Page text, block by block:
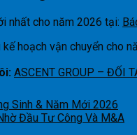
nhất cho năm 2026 tại:
hoạch vận chuyển cho
ASCENT GROUP – ĐỐI
Sinh & Năm Mới 2026
Đầu Tư Công Và M&A